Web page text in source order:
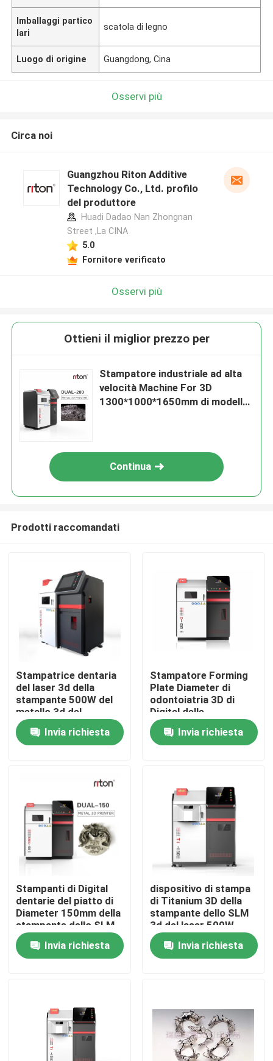
Casa
Prodotti
Fatory Tour
Controllo di qualità
Contattaci
notizie
Stampante del metallo 3D del laser
Stampante dentaria del metallo 3D
Imballaggi partico
lari
scatola di legno
Luogo di origine Guangdong, Cina
Osservi più
Circa noi
Guangzhou Riton Additive
Technology Co., Ltd. profilo
del produttore
Huadi Dadao Nan Zhongnan
Street ,La CINA
5.0
Fornitore verificato
Osservi più
Ottieni il miglior prezzo per
Stampatore industriale ad alta
velocità Machine For 3D
1300*1000*1650mm di modello
Continua
Prodotti raccomandati
Stampatrice dentaria
del laser 3d della
stampante 500W del
metallo 3d del
laboratorio
1300x900x1600mm
Invia richiesta
Stampatore Forming
Plate Diameter di
odontoiatria 3D di
Digital delle
apparecchiature di
stampa del laser 3D
150mm
Invia richiesta
Stampanti di Digital
dentarie del piatto di
Diameter 150mm della
stampante dello SLM
3D delle strutture per
metalloInvia richiesta
dispositivo di stampa
di Titanium 3D della
stampante dello SLM
3d del laser 500W
φ150mm che forma
piatto Invia richiesta